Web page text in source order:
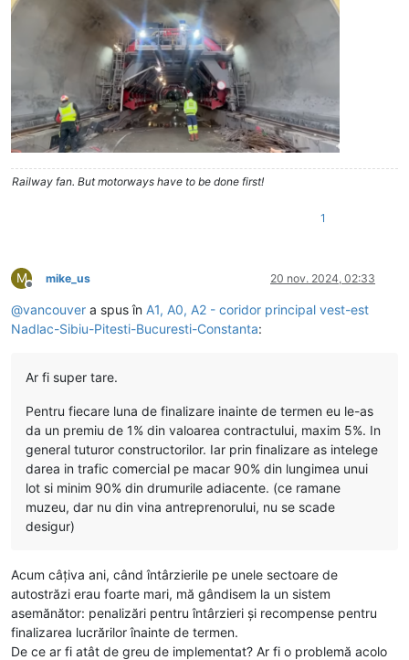
Railway fan. But motorways have to be done first!
1
M
Deconectat
mike_us 20 nov. 2024, 02:33
@vancouver a spus în A1, A0, A2 - coridor principal vest-est
Nadlac-Sibiu-Pitesti-Bucuresti-Constanta:
Ar fi super tare.
Pentru fiecare luna de finalizare inainte de termen eu le-as
da un premiu de 1% din valoarea contractului, maxim 5%. In
general tuturor constructorilor. Iar prin finalizare as intelege
darea in trafic comercial pe macar 90% din lungimea unui
lot si minim 90% din drumurile adiacente. (ce ramane
muzeu, dar nu din vina antreprenorului, nu se scade
desigur)
Acum câțiva ani, când întârzierile pe unele sectoare de
autostrăzi erau foarte mari, mă gândisem la un sistem
asemănător: penalizări pentru întârzieri și recompense pentru
finalizarea lucrărilor înainte de termen.
De ce ar fi atât de greu de implementat? Ar fi o problemă acolo